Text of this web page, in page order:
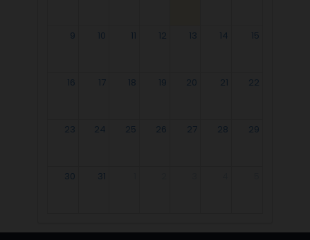
9 10 11 12 13 14 15
16 17 18 19 20 21 22
23 24 25 26 27 28 29
30 31